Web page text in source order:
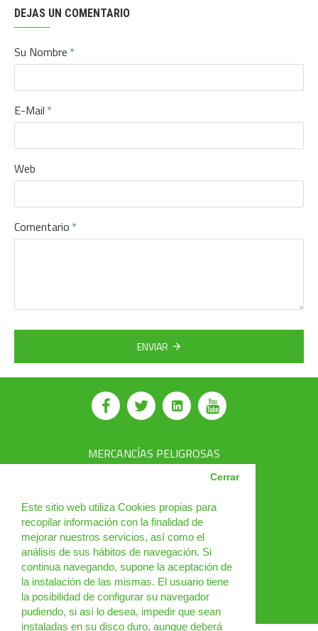
Este sitio web utiliza Cookies propias para
recopilar información con la finalidad de
mejorar nuestros servicios, así como el
análisis de sus hábitos de navegación. Si
continua navegando, supone la aceptación de
la instalación de las mismas. El usuario tiene
la posibilidad de configurar su navegador
pudiendo, si así lo desea, impedir que sean
instaladas en su disco duro, aunque deberá
Cerrar
DEJAS UN COMENTARIO
Su Nombre
E-Mail
Web
Comentario
ENVIAR
MERCANCÍAS PELIGROSAS
PRODUCTOS
CURSOS
NOTICIAS
¿QUIÉNES SOMOS?
CONTACTO